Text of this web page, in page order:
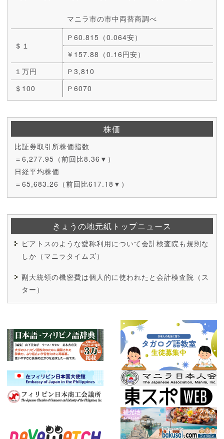
マニラ市の市中両替商調べ
＄１
Ｐ60.815（0.064安）
￥157.88（0.16円安）
１万円
Ｐ3,810
＄100
Ｐ6070
株価
比証券取引所株価指数
＝6,277.95（前回比8.36▼）
日経平均株価
＝65,683.26（前回比617.18▼）
きょうの地元紙トップニュース
ピアトスのような愛称利用について会計検査院も規則な
しか（マニラタイムズ）
副大統領の機密費は個人的に使われたと会計検査院（ス
ター）